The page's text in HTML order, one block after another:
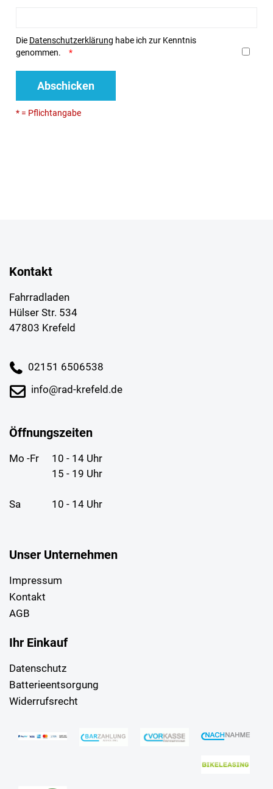
Die Datenschutzerklärung habe ich zur Kenntnis
genommen.
Abschicken
* = Pflichtangabe
Kontakt
Fahrradladen
Hülser Str. 534
47803 Krefeld
02151 6506538
info@rad-krefeld.de
Öffnungszeiten
Mo -Fr
10 - 14 Uhr
15 - 19 Uhr
Sa 10 - 14 Uhr
Unser Unternehmen
Impressum
Kontakt
AGB
Ihr Einkauf
Datenschutz
Batterieentsorgung
Widerrufsrecht